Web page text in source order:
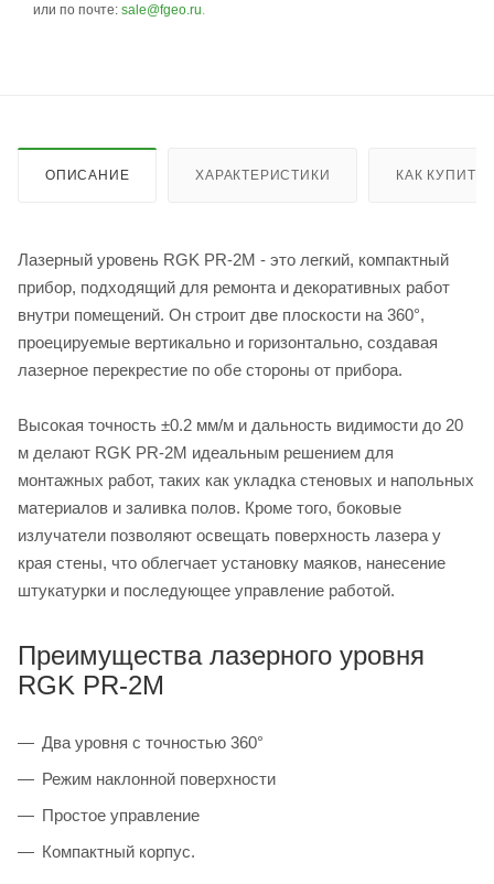
или по почте: sale@fgeo.ru.
ОПИСАНИЕ ХАРАКТЕРИСТИКИ КАК КУПИТЬ
Лазерный уровень RGK PR-2M - это легкий, компактный
прибор, подходящий для ремонта и декоративных работ
внутри помещений. Он строит две плоскости на 360°,
проецируемые вертикально и горизонтально, создавая
лазерное перекрестие по обе стороны от прибора.
Высокая точность ±0.2 мм/м и дальность видимости до 20
м делают RGK PR-2M идеальным решением для
монтажных работ, таких как укладка стеновых и напольных
материалов и заливка полов. Кроме того, боковые
излучатели позволяют освещать поверхность лазера у
края стены, что облегчает установку маяков, нанесение
штукатурки и последующее управление работой.
Преимущества лазерного уровня
RGK PR-2M
Два уровня с точностью 360°
Режим наклонной поверхности
Простое управление
Компактный корпус.